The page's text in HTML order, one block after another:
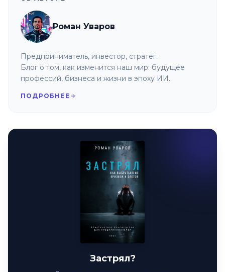
Роман Уваров
Предприниматель, инвестор, стратег.
Блог о том, как изменится наш мир: будущее
профессий, бизнеса и жизни в эпоху ИИ.
ПОДРОБНЕЕ
Застрял?